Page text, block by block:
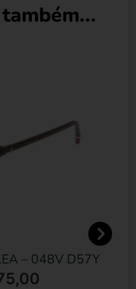
– 048V D57Y